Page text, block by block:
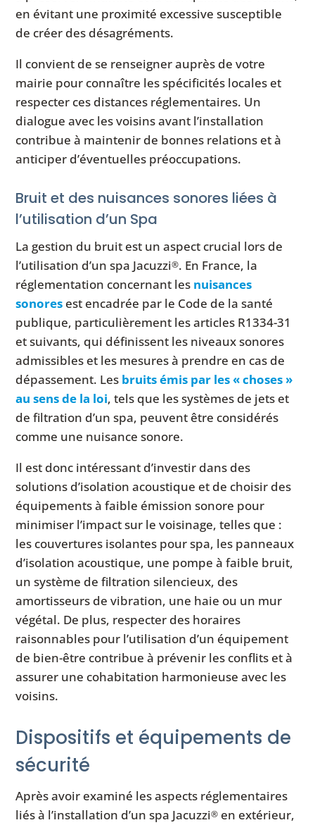
en évitant une proximité excessive susceptible
de créer des désagréments.
Il convient de se renseigner auprès de votre
mairie pour connaître les spécificités locales et
respecter ces distances réglementaires. Un
dialogue avec les voisins avant l’installation
contribue à maintenir de bonnes relations et à
anticiper d’éventuelles préoccupations.
Bruit et des nuisances sonores liées à
l’utilisation d’un Spa
La gestion du bruit est un aspect crucial lors de
l’utilisation d’un spa Jacuzzi®. En France, la
réglementation concernant les nuisances
sonores est encadrée par le Code de la santé
publique, particulièrement les articles R1334-31
et suivants, qui définissent les niveaux sonores
admissibles et les mesures à prendre en cas de
dépassement. Les bruits émis par les « choses »
au sens de la loi, tels que les systèmes de jets et
de filtration d’un spa, peuvent être considérés
comme une nuisance sonore.
Il est donc intéressant d’investir dans des
solutions d’isolation acoustique et de choisir des
équipements à faible émission sonore pour
minimiser l’impact sur le voisinage, telles que :
les couvertures isolantes pour spa, les panneaux
d’isolation acoustique, une pompe à faible bruit,
un système de filtration silencieux, des
amortisseurs de vibration, une haie ou un mur
végétal. De plus, respecter des horaires
raisonnables pour l’utilisation d’un équipement
de bien-être contribue à prévenir les conflits et à
assurer une cohabitation harmonieuse avec les
voisins.
Dispositifs et équipements de
sécurité
Après avoir examiné les aspects réglementaires
liés à l’installation d’un spa Jacuzzi® en extérieur,